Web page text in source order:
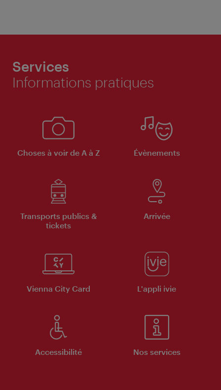
Services
Informations pratiques
Choses à voir de A à Z Évènements
Transports publics &
tickets
Arrivée
Vienna City Card L'appli ivie
Accessibilité Nos services